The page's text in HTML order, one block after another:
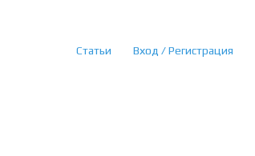
Статьи Вход / Регистрация